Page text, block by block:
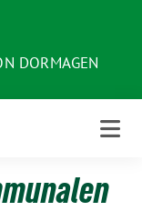
DORMAGEN